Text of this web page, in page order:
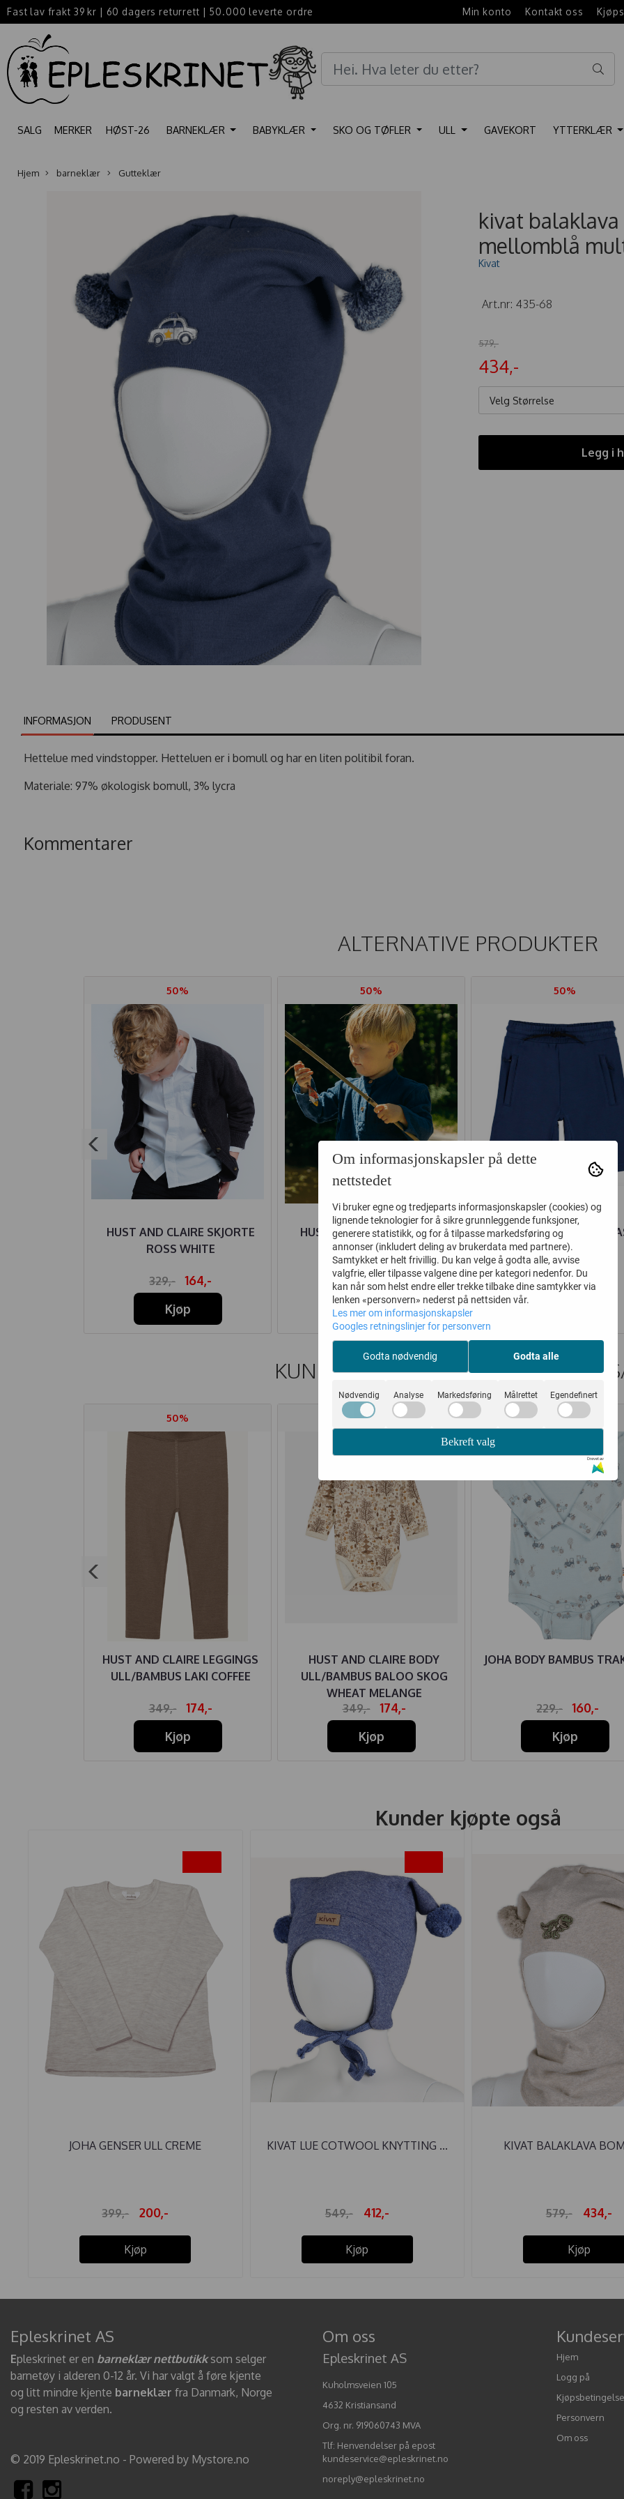
Fast lav frakt 39 kr | 60 dagers returrett | 50.000 leverte ordre Min konto Kontakt oss
SALG MERKER HØST-26 BARNEKLÆR BABYKLÆR SKO OG TØFLER ULL GAVEKORT YTTERKLÆR
Hjem barneklær Gutteklær
kivat
mellomblå
Kivat
Art.nr: 435-68
579,-
434,-
Velg Størrelse
Legg i
INFORMASJON PRODUSENT
Hettelue med vindstopper. Hetteluen er i bomull og har en liten politibil foran.
Materiale: 97% økologisk bomull, 3% lycra
Kommentarer
ALTERNATIVE PRODUKTER
50%
HUST AND CLAIRE SKJORTE
ROSS WHITE
329,-
164,-
Kjøp
50%
HUST AND CLAIRE SKJORTE
RASSER BLUE MOON
399,-
199,-
Kjøp
50%
MOLO KORTBUKSE
NAVAL BLUE
349,-
174,-
KUNDER SOM SÅ PÅ DETTE SÅ
50%
HUST AND CLAIRE LEGGINGS
ULL/BAMBUS LAKI COFFEE
349,-
174,-
Kjøp
50%
HUST AND CLAIRE BODY
ULL/BAMBUS BALOO SKOG
WHEAT MELANGE
349,-
174,-
Kjøp
30%
JOHA BODY BAMBUS
229,-
160,-
Kjøp
Kunder kjøpte også
JOHA GENSER ULL CREME
399,- 200,-
Kjøp
KIVAT LUE COTWOOL KNYTTING ...
549,- 412,-
Kjøp
KIVAT BALAKLAVA
579,- 434,-
Kjøp
Om informasjonskapsler på dette
nettstedet
Vi bruker egne og tredjeparts informasjonskapsler (cookies) og
lignende teknologier for å sikre grunnleggende funksjoner,
generere statistikk, og for å tilpasse markedsføring og
annonser (inkludert deling av brukerdata med partnere).
Samtykket er helt frivillig. Du kan velge å godta alle, avvise
valgfrie, eller tilpasse valgene dine per kategori nedenfor. Du
kan når som helst endre eller trekke tilbake dine samtykker via
lenken «personvern» nederst på nettsiden vår.
Les mer om informasjonskapsler
Googles retningslinjer for personvern
Godta nødvendig Godta alle
Nødvendig Analyse Markedsføring Målrettet Egendefinert
Bekreft valg
Drevet av
Epleskrinet AS
Epleskrinet er en barneklær nettbutikksom selger
barnetøy i alderen 0-12 år. Vi har valgt å føre kjente
og litt mindre kjente barneklær fra Danmark, Norge
og resten av verden.
© 2019 Epleskrinet.no - Powered by Mystore.no
Om oss
Epleskrinet AS
Kuholmsveien 105
4632 Kristiansand
Org. nr. 919060743 MVA
Tlf: Henvendelser på epost
kundeservice@epleskrinet.no
noreply@epleskrinet.no
Hjem
Logg på
Personvern
Om oss